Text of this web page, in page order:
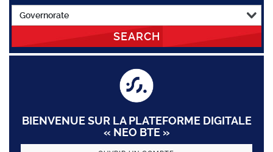
SEARCH
BIENVENUE SUR LA PLATEFORME DIGITALE
« NEO BTE »